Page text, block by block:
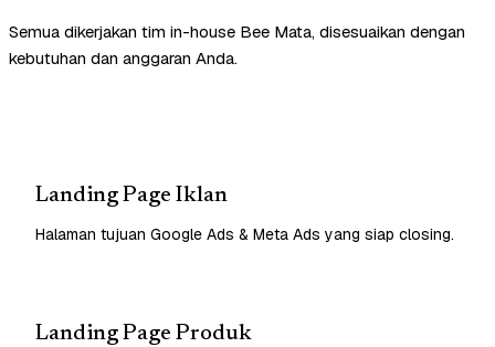
Semua dikerjakan tim in-house Bee Mata, disesuaikan dengan
kebutuhan dan anggaran Anda.
Landing Page Iklan
Halaman tujuan Google Ads & Meta Ads yang siap closing.
Landing Page Produk